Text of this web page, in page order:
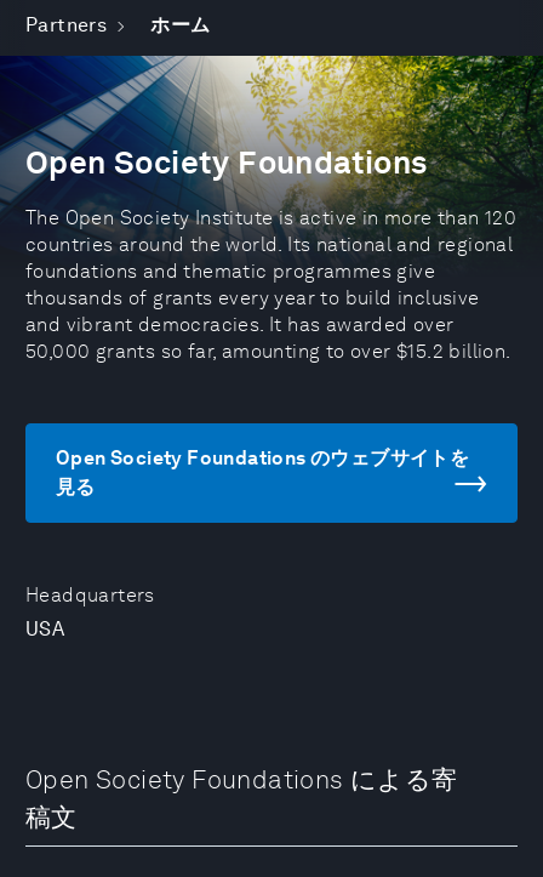
Partners ホーム
Headquarters
USA
Open Society Foundations
The Open Society Institute is active in more than 120
countries around the world. Its national and regional
foundations and thematic programmes give
thousands of grants every year to build inclusive
and vibrant democracies. It has awarded over
50,000 grants so far, amounting to over $15.2 billion.
Open Society Foundations のウェブサイトを
見る
Open Society Foundations による寄
稿文